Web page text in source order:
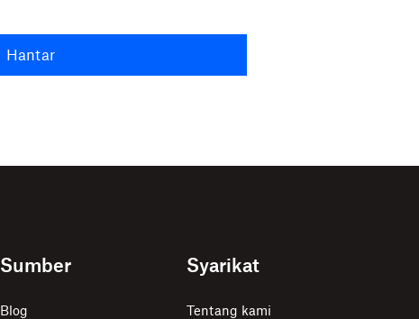
Hantar
Sumber
Blog
Syarikat
Tentang kami